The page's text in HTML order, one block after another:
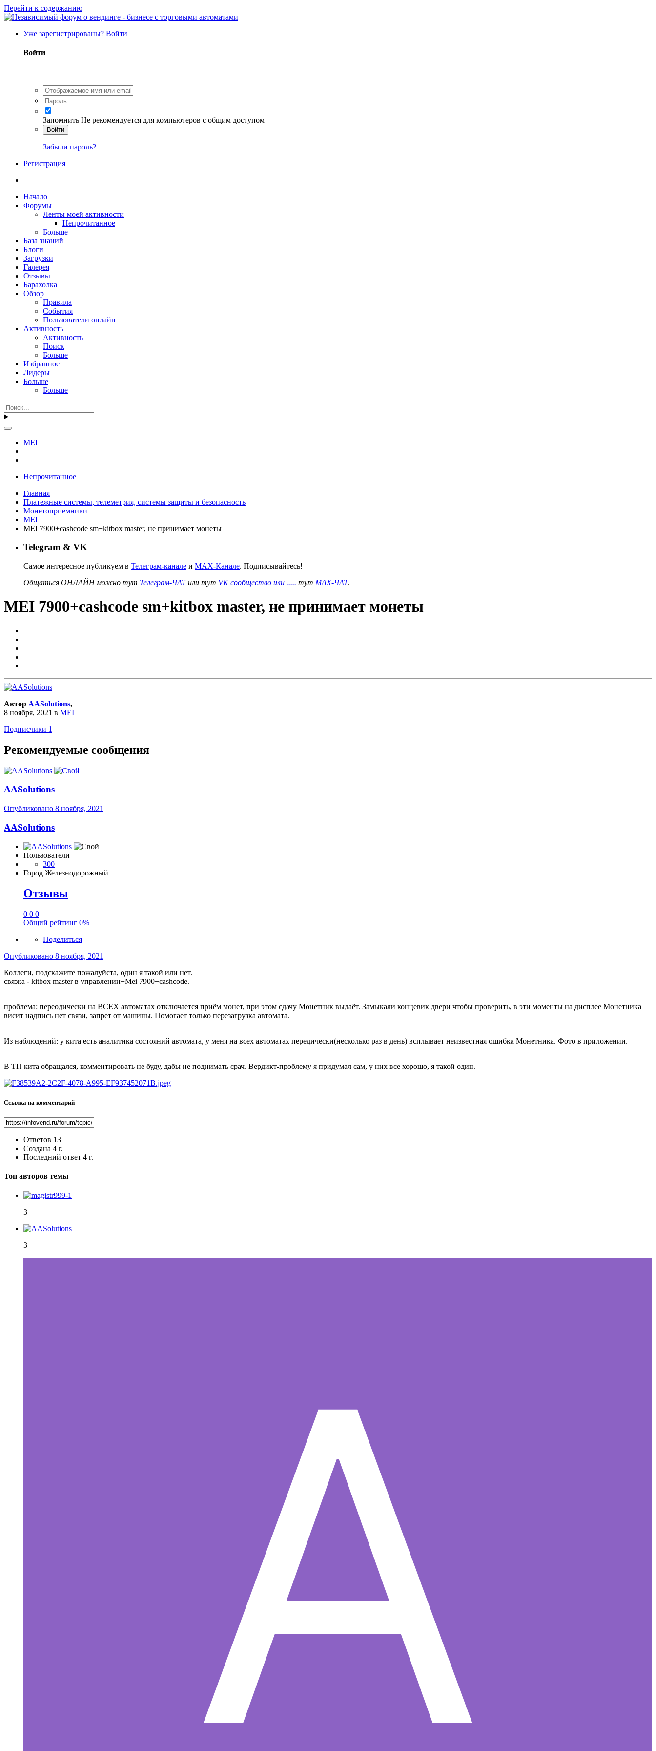
Перейти к содержанию
Уже зарегистрированы? Войти
Войти
Запомнить Не рекомендуется для компьютеров с общим доступом
Войти
Забыли пароль?
Регистрация
Начало
Форумы
Ленты моей активности
Непрочитанное
Больше
База знаний
Блоги
Загрузки
Галерея
Отзывы
Барахолка
Обзор
Правила
События
Пользователи онлайн
Активность
Активность
Поиск
Больше
Избранное
Лидеры
Больше
Больше
MEI
Непрочитанное
Главная
Платежные системы, телеметрия, системы защиты и безопасность
Монетоприемники
MEI
MEI 7900+cashcode sm+kitbox master, не принимает монеты
Telegram & VK
Самое интересное публикуем в Телеграм-канале и MAX-Канале. Подписывайтесь!
Общаться ОНЛАЙН можно тут Телеграм-ЧАТили тут VK сообщество или ..... тут MAX-ЧАТ.
MEI 7900+cashcode sm+kitbox master, не принимает монеты
Автор AASolutions,
8 ноября, 2021 в MEI
Подписчики 1
Рекомендуемые сообщения
AASolutions
Опубликовано 8 ноября, 2021
AASolutions
Пользователи
300
Город Железнодорожный
Отзывы
0 0 0
Общий рейтинг 0%
Поделиться
Опубликовано 8 ноября, 2021
Коллеги, подскажите пожалуйста, один я такой или нет.
связка - kitbox master в управлении+Mei 7900+cashcode.
проблема: переодически на ВСЕХ автоматах отключается приём монет, при этом сдачу Монетник выдаёт. Замыкали концевик двери чтобы проверить, в эти моменты на дисплее Монетника
висит надпись нет связи, запрет от машины. Помогает только перезагрузка автомата.
Из наблюдений: у кита есть аналитика состояний автомата, у меня на всех автоматах передически(несколько раз в день) всплывает неизвестная ошибка Монетника. Фото в приложении.
В ТП кита обращался, комментировать не буду, дабы не поднимать срач. Вердикт-проблему я придумал сам, у них все хорошо, я такой один.
Ссылка на комментарий
Ответов 13
Создана 4 г.
Последний ответ 4 г.
Топ авторов темы
3
3